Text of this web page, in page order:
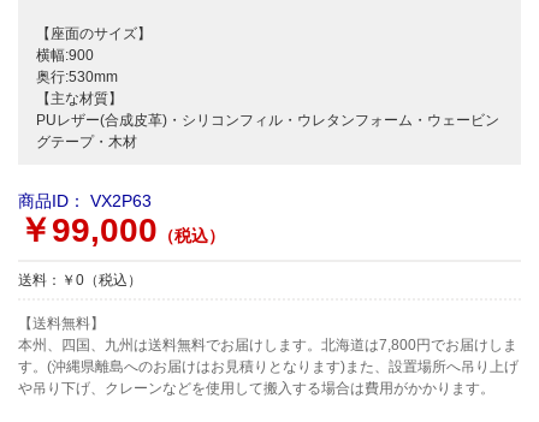
【座面のサイズ】
横幅:900
奥行:530mm
【主な材質】
PUレザー(合成皮革)・シリコンフィル・ウレタンフォーム・ウェービン
グテープ・木材
商品ID： VX2P63
￥99,000 （税込）
送料：￥0（税込）
【送料無料】
本州、四国、九州は送料無料でお届けします。北海道は7,800円でお届けしま
す。(沖縄県離島へのお届けはお見積りとなります)また、設置場所へ吊り上げ
や吊り下げ、クレーンなどを使用して搬入する場合は費用がかかります。